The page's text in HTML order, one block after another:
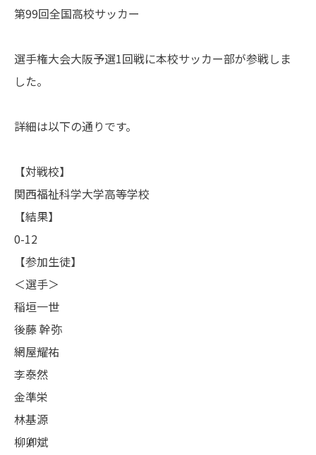
第99回全国高校サッカー
選手権大会大阪予選1回戦に本校サッカー部が参戦しま
した。
詳細は以下の通りです。
【対戦校】
関西福祉科学大学高等学校
【結果】
0-12
【参加生徒】
＜選手＞
稲垣一世
後藤 幹弥
網屋耀祐
李泰然
金準栄
林基源
柳卿斌